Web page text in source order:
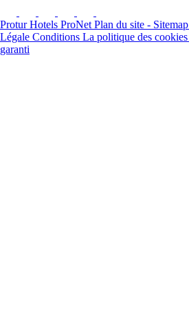
Protur Hotels ProNet Plan du site - Sitemap
Légale Conditions La politique des cookies
garanti